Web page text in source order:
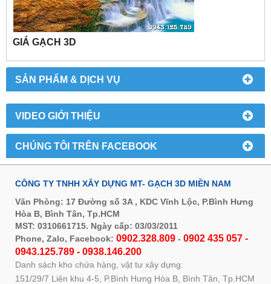
SẢN PHẨM & DỊCH VỤ
VIDEO GIỚI THIỆU
CHÚNG TÔI TRÊN FACEBOOK
GIÁ GẠCH 3D
CÔNG TY TNHH XÂY DỰNG MT- GẠCH 3D MIỀN NAM
Văn Phòng: 17 Đường số 3A , KDC Vĩnh Lộc, P.Bình Hưng
Hòa B, Bình Tân, Tp.HCM
MST: 0310661715. Ngày cấp: 03/03/2011
Phone, Zalo, Facebook: 0902.328.809 - 0902 435 057 -
0943.125.789 - 0938.146.200
Danh sách kho chứa hàng, vật tư xây dựng:
151/29/7 Liên khu 4-5, P.Bình Hưng Hòa B, Bình Tân, Tp.HCM